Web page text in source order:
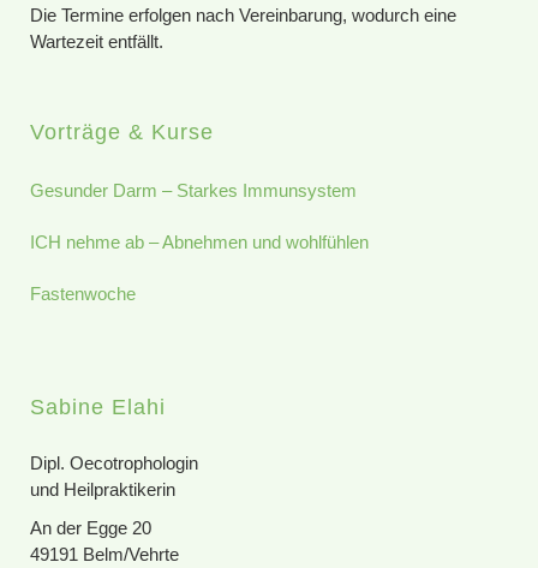
Die Termine erfolgen nach Vereinbarung, wodurch eine
Wartezeit entfällt.
Vorträge & Kurse
Gesunder Darm – Starkes Immunsystem
ICH nehme ab – Abnehmen und wohlfühlen
Fastenwoche
Sabine Elahi
Dipl. Oecotrophologin
und Heilpraktikerin
An der Egge 20
49191 Belm/Vehrte